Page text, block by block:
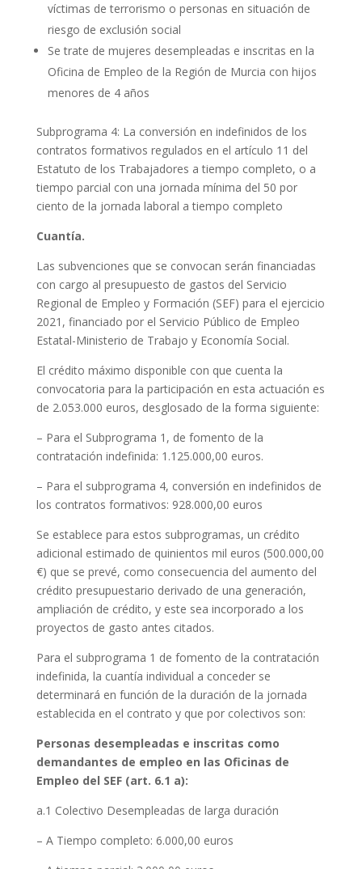
víctimas de terrorismo o personas en situación de
riesgo de exclusión social
Se trate de mujeres desempleadas e inscritas en la
Oficina de Empleo de la Región de Murcia con hijos
menores de 4 años
Subprograma 4: La conversión en indefinidos de los
contratos formativos regulados en el artículo 11 del
Estatuto de los Trabajadores a tiempo completo, o a
tiempo parcial con una jornada mínima del 50 por
ciento de la jornada laboral a tiempo completo
Cuantía.
Las subvenciones que se convocan serán financiadas
con cargo al presupuesto de gastos del Servicio
Regional de Empleo y Formación (SEF) para el ejercicio
2021, financiado por el Servicio Público de Empleo
Estatal-Ministerio de Trabajo y Economía Social.
El crédito máximo disponible con que cuenta la
convocatoria para la participación en esta actuación es
de 2.053.000 euros, desglosado de la forma siguiente:
– Para el Subprograma 1, de fomento de la
contratación indefinida: 1.125.000,00 euros.
– Para el subprograma 4, conversión en indefinidos de
los contratos formativos: 928.000,00 euros
Se establece para estos subprogramas, un crédito
adicional estimado de quinientos mil euros (500.000,00
€) que se prevé, como consecuencia del aumento del
crédito presupuestario derivado de una generación,
ampliación de crédito, y este sea incorporado a los
proyectos de gasto antes citados.
Para el subprograma 1 de fomento de la contratación
indefinida, la cuantía individual a conceder se
determinará en función de la duración de la jornada
establecida en el contrato y que por colectivos son:
Personas desempleadas e inscritas como
demandantes de empleo en las Oficinas de
Empleo del SEF (art. 6.1 a):
a.1 Colectivo Desempleadas de larga duración
– A Tiempo completo: 6.000,00 euros